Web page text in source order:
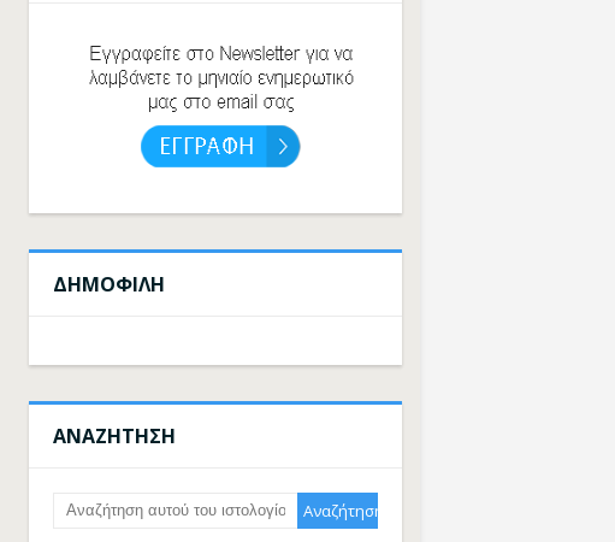
ΔΗΜΟΦΙΛΗ
ΑΝΑΖΗΤΗΣΗ